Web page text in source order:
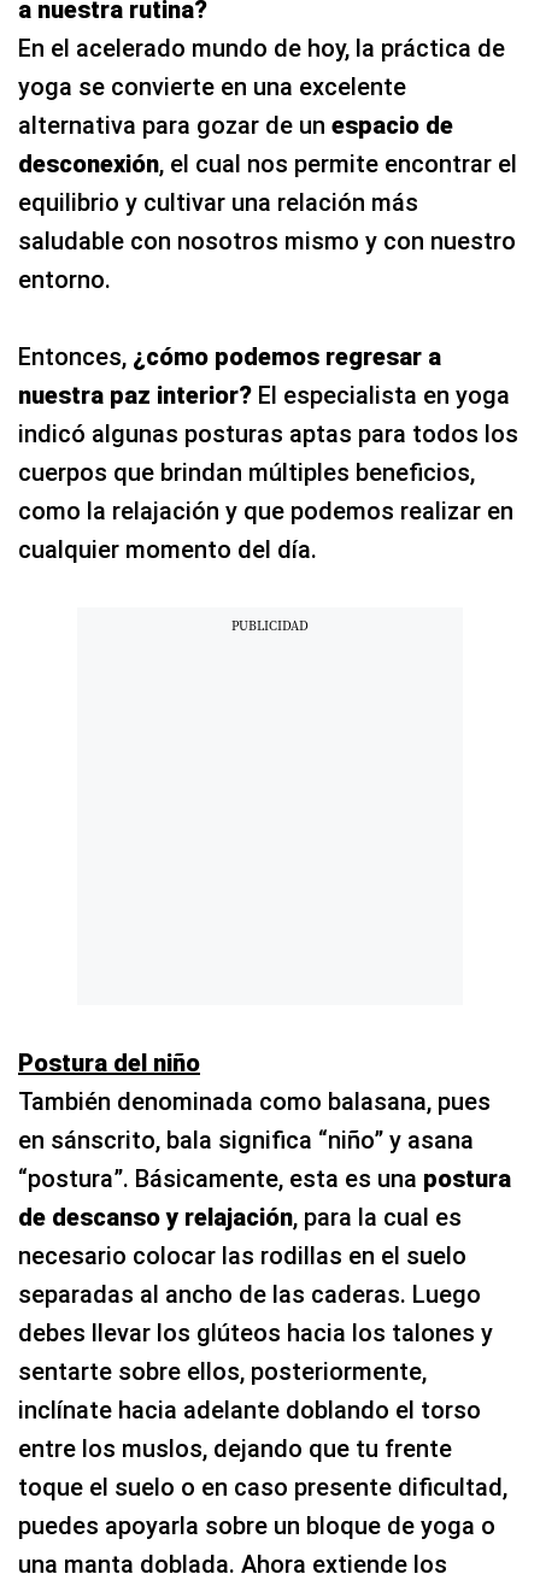
a nuestra rutina?
En el acelerado mundo de hoy, la práctica de
yoga se convierte en una excelente
alternativa para gozar de un espacio de
desconexión, el cual nos permite encontrar el
equilibrio y cultivar una relación más
saludable con nosotros mismo y con nuestro
entorno.
Entonces, ¿cómo podemos regresar a
nuestra paz interior? El especialista en yoga
indicó algunas posturas aptas para todos los
cuerpos que brindan múltiples beneficios,
como la relajación y que podemos realizar en
cualquier momento del día.
Postura del niño
También denominada como balasana, pues
en sánscrito, bala significa “niño” y asana
“postura”. Básicamente, esta es una postura
de descanso y relajación, para la cual es
necesario colocar las rodillas en el suelo
separadas al ancho de las caderas. Luego
debes llevar los glúteos hacia los talones y
sentarte sobre ellos, posteriormente,
inclínate hacia adelante doblando el torso
entre los muslos, dejando que tu frente
toque el suelo o en caso presente dificultad,
puedes apoyarla sobre un bloque de yoga o
una manta doblada. Ahora extiende los